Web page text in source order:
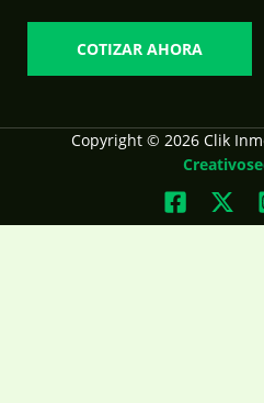
COTIZAR AHORA
Copyright © 2026 Clik